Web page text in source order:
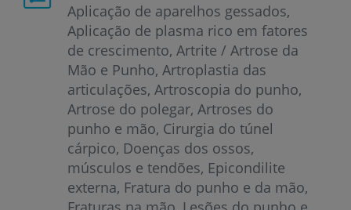
Aplicação de aparelhos gessados
Aplicação de plasma rico em fatores
de crescimento Artrite / Artrose da
Mão e Punho Artroplastia das
articulações Artroscopia do punho
Artrose do polegar Artroses do
punho e mão Cirurgia do túnel
cárpico Doenças dos ossos,
músculos e tendões Epicondilite
externa Fratura do punho e da mão